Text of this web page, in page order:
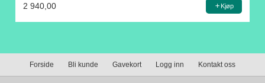
2 940,00 Kjøp
Forside Bli kunde Gavekort Logg inn Kontakt oss